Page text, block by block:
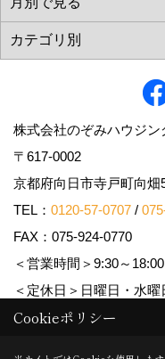
株式会社のぞみハウジン
〒617-0002
京都府向日市寺戸町向
TEL： 0120-57-0707 /
FAX：075-924-0770
＜営業時間＞9:30～
＜定休日＞日曜日・水曜
Cookieポリシー